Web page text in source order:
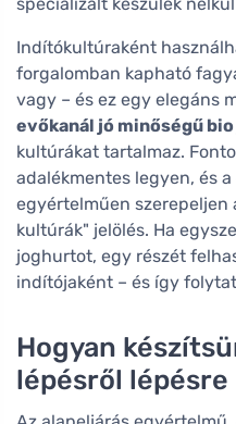
specializált készülék
Indítókultúraként
forgalomban kapható
vagy – és ez egy elegáns
evőkanál jó minőségű
kultúrákat tartalmaz.
adalékmentes legyen, és
egyértelműen szerepeljen
kultúrák" jelölés. Ha
joghurtot, egy részét
indítójaként – és így
Hogyan
lépésről lépésre